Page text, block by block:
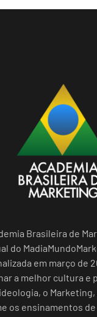
Brasileira de
do
em março de
a melhor cultura e
o
os ensinamentos